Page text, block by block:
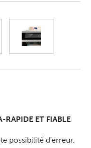
RAPIDE ET FIABLE
possibilité d’erreur.